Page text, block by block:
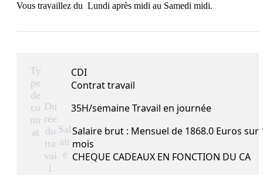
Vous travaillez du  Lundi après midi au Samedi midi.
Ty
pe
de
co
ntr
at
CDI
Contrat travail
Du
rée
du
tra
vai
l
35H/semaine Travail en journée
Sal
air
e
Salaire brut : Mensuel de 1868.0 Euros sur
mois
CHEQUE CADEAUX EN FONCTION DU CA